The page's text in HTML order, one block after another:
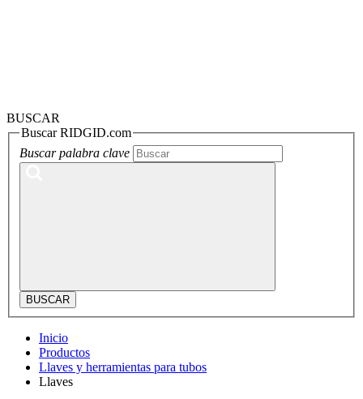
BUSCAR
Buscar RIDGID.com
Buscar palabra clave
BUSCAR
Inicio
Productos
Llaves y herramientas para tubos
Llaves